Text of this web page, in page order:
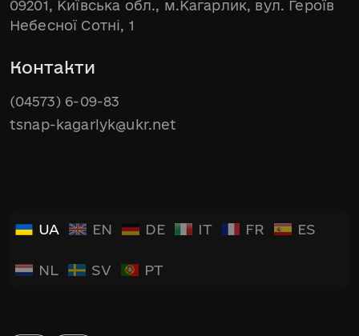
09201, Київська обл., м.Кагарлик, вул. Героїв
Небесної Сотні, 1
Контакти
(04573) 6-09-83
tsnap-kagarlyk@ukr.net
UA EN DE IT FR ES
NL SV PT